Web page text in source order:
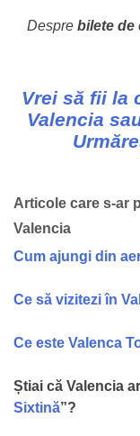
Despre bilete de
Vrei să fii la
Valencia
Articole care s-ar
Valencia
Cum ajungi din
Ce să vizitezi în
Ce este Valenca
Știai că Valencia
Sixtină”?